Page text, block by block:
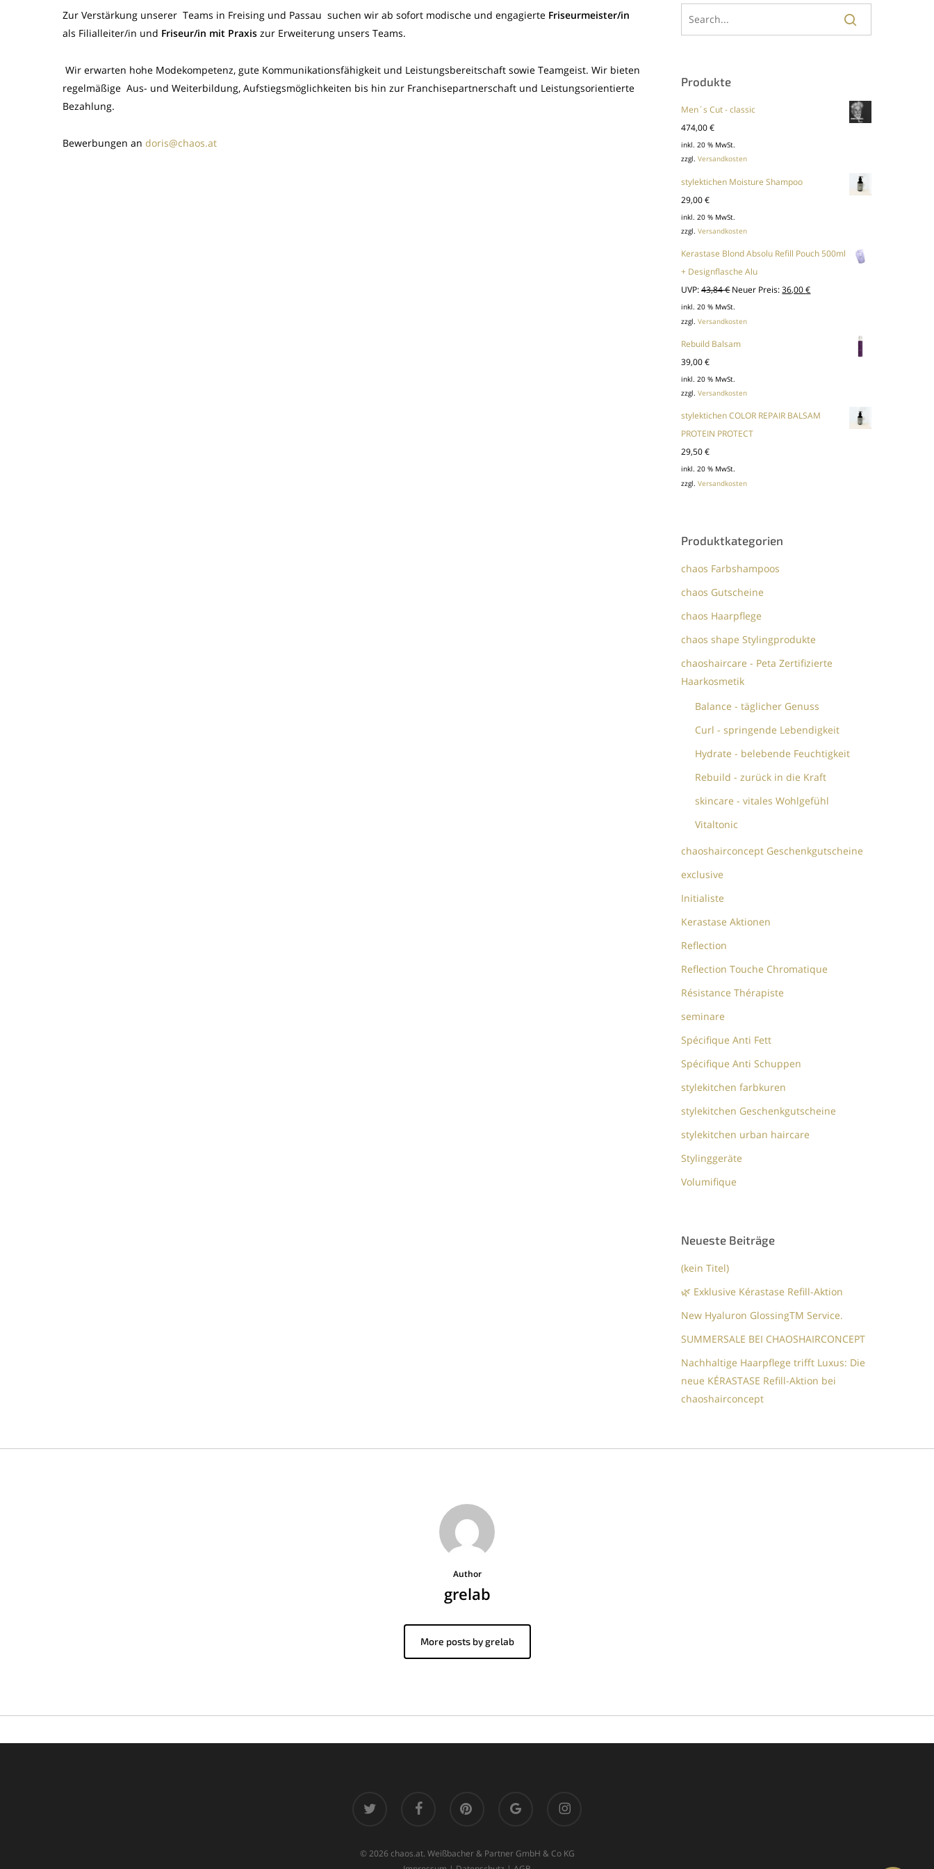
Zur Verstärkung unserer Teams in Freising und Passau suchen wir ab sofort modische und engagierte Friseurmeister/in
als Filialleiter/in und Friseur/in mit Praxis zur Erweiterung unsers Teams.
Wir erwarten hohe Modekompetenz, gute Kommunikationsfähigkeit und Leistungsbereitschaft sowie Teamgeist. Wir bieten
regelmäßige Aus- und Weiterbildung, Aufstiegsmöglichkeiten bis hin zur Franchisepartnerschaft und Leistungsorientierte
Bezahlung.
Bewerbungen an doris@chaos.at
Produkte
Men´s Cut - classic
474,00€
inkl. 20 % MwSt.
zzgl.Versandkosten
stylektichen Moisture Shampoo
29,00€
inkl. 20 % MwSt.
zzgl.Versandkosten
Kerastase Blond Absolu Refill Pouch 500ml
+ Designflasche Alu
UVP: 43,84€ Ursprünglicher
Preis
war:
43,84 €
Neuer Preis: 36,00€Aktueller
inkl. 20 % MwSt.
zzgl.Versandkosten
Rebuild Balsam
39,00€
inkl. 20 % MwSt.
zzgl.Versandkosten
stylektichen COLOR REPAIR BALSAM
PROTEIN PROTECT
29,50€
inkl. 20 % MwSt.
zzgl.Versandkosten
Produktkategorien
chaos Farbshampoos
chaos Gutscheine
chaos Haarpflege
chaos shape Stylingprodukte
chaoshaircare - Peta Zertifizierte
Haarkosmetik
Balance - täglicher Genuss
Curl - springende Lebendigkeit
Hydrate - belebende Feuchtigkeit
Rebuild - zurück in die Kraft
skincare - vitales Wohlgefühl
Vitaltonic
chaoshairconcept Geschenkgutscheine
exclusive
Initialiste
Kerastase Aktionen
Reflection
Reflection Touche Chromatique
Résistance Thérapiste
seminare
Spécifique Anti Fett
Spécifique Anti Schuppen
stylekitchen farbkuren
stylekitchen Geschenkgutscheine
stylekitchen urban haircare
Stylinggeräte
Volumifique
Neueste Beiträge
(kein Titel)
🌿 Exklusive Kérastase Refill-Aktion
New Hyaluron GlossingTM​ Service.​
SUMMERSALE BEI CHAOSHAIRCONCEPT
Nachhaltige Haarpflege trifft Luxus: Die
neue KÉRASTASE Refill-Aktion bei
chaoshairconcept
Author
grelab
More posts by grelab
plus
© 2026 chaos.at. Weißbacher & Partner GmbH & Co KG